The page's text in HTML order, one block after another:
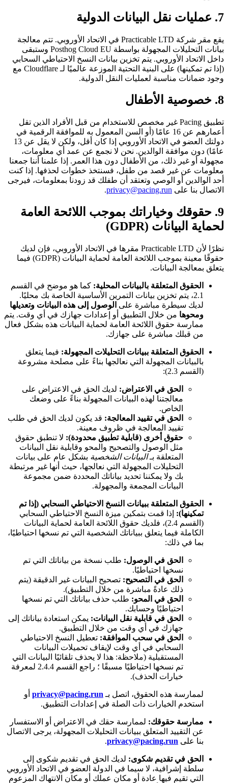
7. عمليات نقل البيانات الدولية
يقع مقر شركة Practicable LTD في الاتحاد الأوروبي. تتم معالجة
بيانات التحليلات المجهولة بواسطة Posthog Cloud EU وستبقى
داخل الاتحاد الأوروبي. يتم تخزين بيانات النسخ الاحتياطي السحابي
(إذا تم تمكينها) على البنية التحتية الموزعة عالميًا لـ Cloudflare مع
وجود ضمانات مناسبة لعمليات النقل الدولية.
8. خصوصية الأطفال
تطبيق Pacing غير مخصص للاستخدام من قبل الأفراد الذين تقل
أعمارهم عن 16 عامًا (أو السن المعمول به للموافقة الرقمية في
دولتك العضو في الاتحاد الأوروبي إذا كان أقل، ولكن لا يقل عن 13
عامًا) دون موافقة الوالدين. نحن لا نجمع عن عمد أي معلومات،
مجهولة أو غير ذلك، من الأطفال دون هذا العمر. إذا علمنا أننا جمعنا
معلومات عن غير قصد من طفل، فسنتخذ خطوات لحذفها. إذا كنت
أحد الوالدين أو الوصي وتعتقد أن طفلك قد زودنا بمعلومات، فيرجى
الاتصال بنا على privacy@pacing.run
.
9. حقوقك وخياراتك بموجب اللائحة العامة
لحماية البيانات (GDPR)
نظرًا لأن Practicable LTD مقرها في الاتحاد الأوروبي، فإن لديك
حقوقًا معينة بموجب اللائحة العامة لحماية البيانات (GDPR) فيما
يتعلق بمعالجة البيانات.
الحقوق المتعلقة بالبيانات المحلية: كما هو موضح في القسم
2.1، يتم تخزين بيانات التمرين الأساسية الخاصة بك محليًا.
لديك سيطرة مباشرة على الوصول إلى هذه البيانات وتعديلها
ومحوها من خلال التطبيق أو إعدادات جهازك في أي وقت. يتم
ممارسة حقوق اللائحة العامة لحماية البيانات هذه بشكل فعال
من قبلك مباشرة على جهازك.
الحقوق المتعلقة ببيانات التحليلات المجهولة: فيما يتعلق
بالبيانات المجهولة التي نعالجها بناءً على مصلحة مشروعة
(القسم 2.3):
الحق في الاعتراض: لديك الحق في الاعتراض على
معالجتنا لهذه البيانات المجهولة بناءً على وضعك
الخاص.
الحق في تقييد المعالجة: قد يكون لديك الحق في طلب
تقييد المعالجة في ظروف معينة.
حقوق أخرى (قابلية تطبيق محدودة): لا تنطبق حقوق
مثل الوصول والتصحيح والمحو وقابلية نقل البيانات
المتعلقة بـالبيانات الشخصية بشكل عام على بيانات
التحليلات المجهولة التي نعالجها، حيث أنها غير مرتبطة
بك ولا يمكننا تحديد بياناتك المحددة ضمن مجموعة
البيانات المجمعة والمجهولة.
الحقوق المتعلقة ببيانات النسخ الاحتياطي السحابي (إذا تم
تمكينها): إذا قمت بتمكين ميزة النسخ الاحتياطي السحابي
(القسم 2.4)، فلديك حقوق اللائحة العامة لحماية البيانات
الكاملة فيما يتعلق ببياناتك الشخصية التي تم نسخها احتياطيًا،
بما في ذلك:
الحق في الوصول: طلب نسخة من بياناتك التي تم
نسخها احتياطيًا.
الحق في التصحيح: تصحيح البيانات غير الدقيقة (يتم
ذلك عادةً مباشرة من خلال التطبيق).
الحق في المحو: طلب حذف بياناتك التي تم نسخها
احتياطيًا وحسابك.
الحق في قابلية نقل البيانات: يمكن استعادة بياناتك إلى
جهازك في أي وقت من خلال التطبيق.
الحق في سحب الموافقة: تعطيل النسخ الاحتياطي
السحابي في أي وقت لإيقاف تحميلات البيانات
المستقبلية (ملاحظة: هذا لا يحذف تلقائيًا البيانات التي
تم نسخها احتياطيًا مسبقًا ؛ راجع القسم 2.4.4 لمعرفة
خيارات الحذف).
لممارسة هذه الحقوق، اتصل بـ privacy@pacing.run أو
استخدم الخيارات ذات الصلة في إعدادات التطبيق.
ممارسة حقوقك: لممارسة حقك في الاعتراض أو الاستفسار
عن التقييد المتعلق ببيانات التحليلات المجهولة، يرجى الاتصال
بنا على privacy@pacing.run
.
الحق في تقديم شكوى: لديك الحق في تقديم شكوى إلى
سلطة إشرافية، لا سيما في الدولة العضو في الاتحاد الأوروبي
التي تقيم فيها عادة أو مكان عملك أو مكان الانتهاك المزعوم